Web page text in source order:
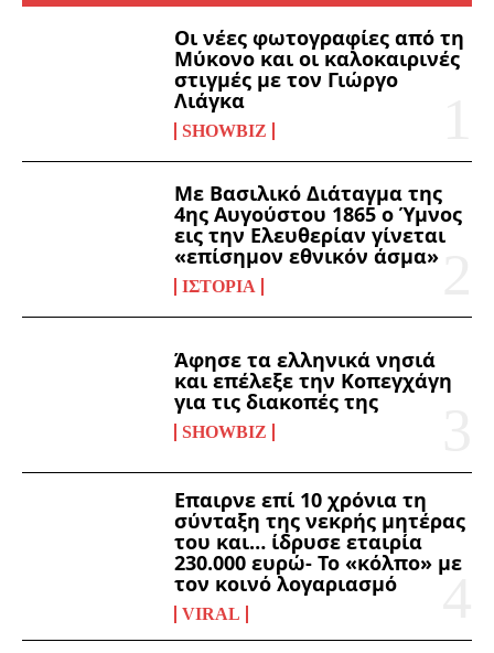
Οι νέες φωτογραφίες από τη
Μύκονο και οι καλοκαιρινές
στιγμές με τον Γιώργο
Λιάγκα
SHOWBIZ
Με Βασιλικό Διάταγμα της
4ης Αυγούστου 1865 ο Ύμνος
εις την Ελευθερίαν γίνεται
«επίσημον εθνικόν άσμα»
ΙΣΤΟΡΊΑ
Άφησε τα ελληνικά νησιά
και επέλεξε την Κοπεγχάγη
για τις διακοπές της
SHOWBIZ
Επαιρνε επί 10 χρόνια τη
σύνταξη της νεκρής μητέρας
του και… ίδρυσε εταιρία
230.000 ευρώ- Το «κόλπο» με
τον κοινό λογαριασμό
VIRAL